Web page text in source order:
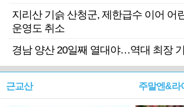
지리산 기슭 산청군, 제한급수 이어 어
운영도 취소
경남 양산 20일째 열대야…역대 최장
근교산 주말엔&라